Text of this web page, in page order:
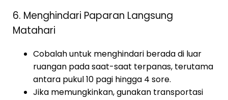
6. Menghindari Paparan Langsung
Matahari
Cobalah untuk menghindari berada di luar
ruangan pada saat-saat terpanas, terutama
antara pukul 10 pagi hingga 4 sore.
Jika memungkinkan, gunakan transportasi